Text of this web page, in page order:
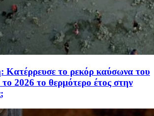
Κατέρρευσε το ρεκόρ καύσωνα του
2026 το θερμότερο έτος στην